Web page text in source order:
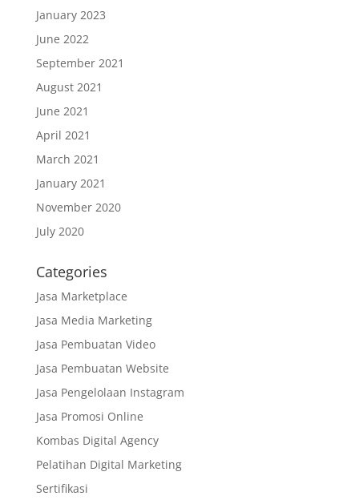
January 2023
June 2022
September 2021
August 2021
June 2021
April 2021
March 2021
January 2021
November 2020
July 2020
Categories
Jasa Marketplace
Jasa Media Marketing
Jasa Pembuatan Video
Jasa Pembuatan Website
Jasa Pengelolaan Instagram
Jasa Promosi Online
Kombas Digital Agency
Pelatihan Digital Marketing
Sertifikasi